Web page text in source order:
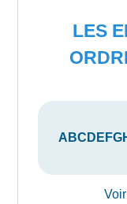
LES
A BC D E FG